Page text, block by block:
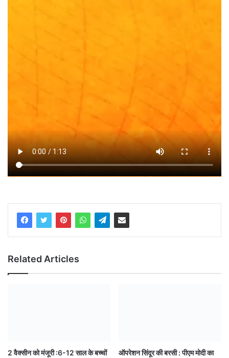
Related Articles
2 वैक्सीन को मंजूरी :6-12 साल के बच्चों
ऑपरेशन सिंदूर की बरसी : पीएम मोदी का